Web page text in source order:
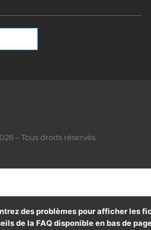
– Tous droits réservés
des problèmes pour afficher les
de la FAQ disponible en bas de